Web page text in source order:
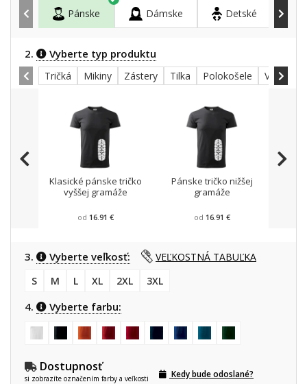
Pánske Dámske Detské
2. Vyberte typ produktu
Tričká Mikiny Zástery Tilka Polokošele Všetky
Klasické pánske tričko
vyššej gramáže
od 16.91 €
Pánske tričko nižšej
gramáže
od 16.91 €
3. Vyberte veľkosť:
VEĽKOSTNÁ TABUĽKA
S
M L XL 2XL 3XL
4. Vyberte farbu:
Dostupnosť
si zobrazíte označením farby a veľkosti Kedy bude odoslané?